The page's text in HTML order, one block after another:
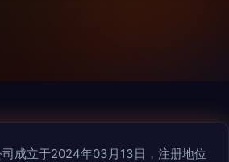
成立于2024年03月13日，注册地位